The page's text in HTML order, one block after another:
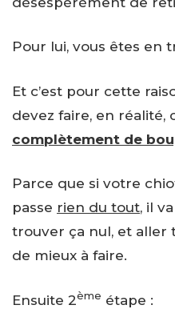
Pour lui, vous êtes en
Et c’est pour cette
devez faire, en réalité,
complètement de
Parce que si votre
passe rien du tout, il
trouver ça nul, et aller
de mieux à faire.
Ensuite 2ème étape :